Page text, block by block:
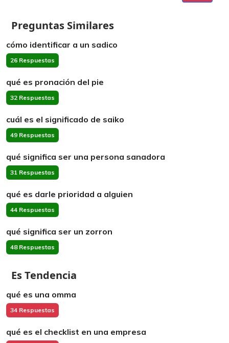
Preguntas Similares
cómo identificar a un sadico
26 Respuestas
qué es pronación del pie
32 Respuestas
cuál es el significado de saiko
49 Respuestas
qué significa ser una persona sanadora
31 Respuestas
qué es darle prioridad a alguien
44 Respuestas
qué significa ser un zorron
48 Respuestas
Es Tendencia
qué es una omma
34 Respuestas
qué es el checklist en una empresa